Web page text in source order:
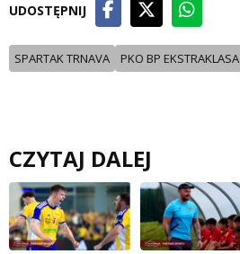
UDOSTĘPNIJ
SPARTAK TRNAVA PKO BP EKSTRAKLASA
CZYTAJ DALEJ